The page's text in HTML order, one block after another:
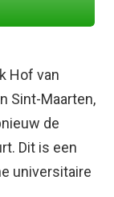
Hof van
Sint-Maarten,
de
Dit is een
universitaire